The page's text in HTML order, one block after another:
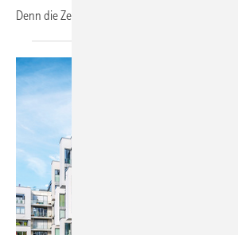
Denn die Zeit für Heizöl und Erdgas läuft